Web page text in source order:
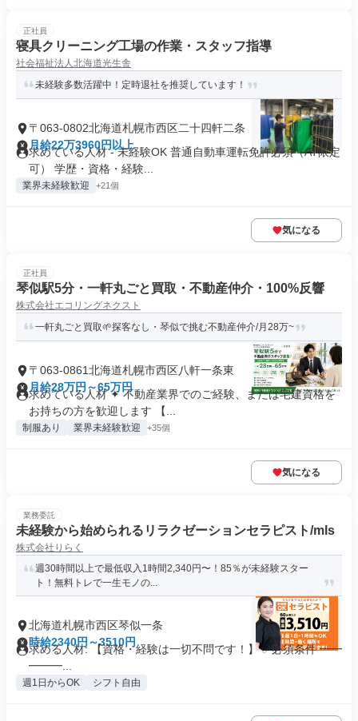
正社員
寝具クリーニング工場の作業・スタッフ指導
社会福祉法人北海道光生舎
未経験多数活躍中！定時退社を推奨しています！
〒063-0802北海道札幌市西区二十四軒二条
月給22万3960円以上
求めている人材 - 未経験OK 普通自動車運転免許必須（AT限定
可） 学歴・資格・経験...
業界未経験歓迎 +21個
気になる
正社員
琴似駅5分・一軒丸ごと買取・不動産仲介・100%反響
株式会社エコリングネクスト
一軒丸ごと買取🌱探客なし・琴似で挑む不動産仲介/月28万~
〒063-0861北海道札幌市西区八軒一条東
月給28万円～65万円
求めている人材 ✦ 不動産業界でのご経験、または宅建資格を
お持ちの方を歓迎します 【...
制服あり 業界未経験歓迎 +35個
気になる
業務委託
未経験から始められるリラクゼーションセラピスト/mls
株式会社りらく
週30時間以上で最低収入1時間2,340円〜！85％が未経験スター
ト！無料トレで一生モノの...
北海道札幌市西区琴似一条
時給2340円～3510円
求める人材: 【資格・経験は一切不問です！】 ✅必須条件 ━━
━━━...
週1日からOK シフト自由